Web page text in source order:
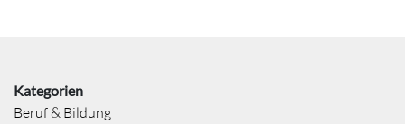
Kategorien
Beruf & Bildung